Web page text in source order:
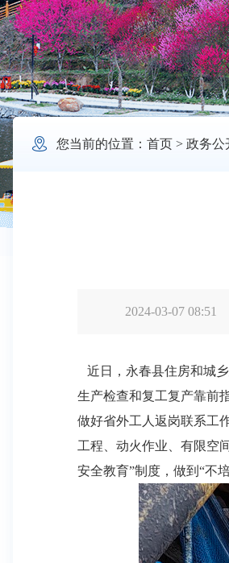
 您当前的位置： 首页> 政务公
2024-03-07 08:51
近日，永春县住房和城
生产检查和复工复产靠前
做好省外工人返岗联系工
工程、动火作业、有限空
安全教育”制度，做到“不